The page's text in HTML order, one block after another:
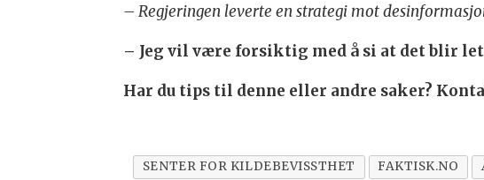
– Regjeringen leverte en strategi mot
– Jeg vil være forsiktig med å si at det blir
Har du tips til denne eller andre saker?
SENTER FOR KILDEBEVISSTHET FAKTISK.NO